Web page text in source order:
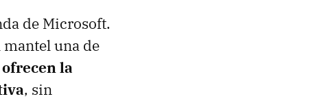
de Microsoft.
mantel una de
la
, sin